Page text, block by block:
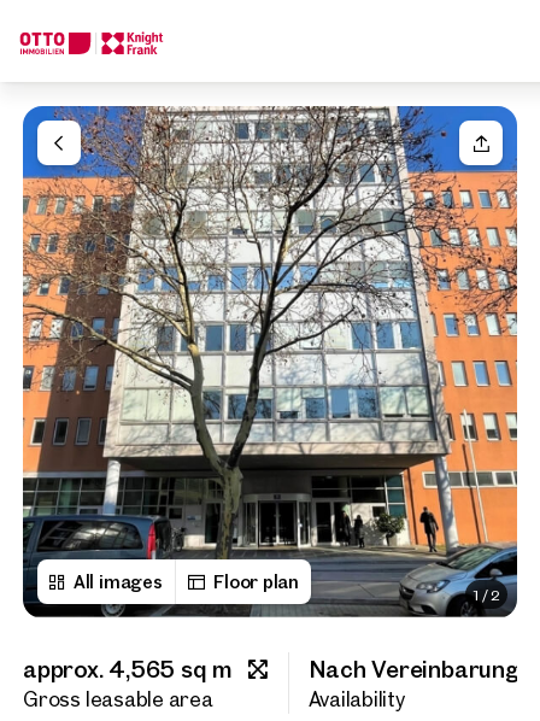
All images Floor plan
1 /2
approx. 4,565 sq m
Gross leasable area
Nach Vereinbarung
Availability
Your request
Your message
Salutation
Please select
Title(optional)
First name
Last name
We find your
Dream Property
Tell us what you're looking for, and we'll find your dream
How would you like to contact us?
Online
Configure and have us find a property
Contact person
Call or schedule a callback